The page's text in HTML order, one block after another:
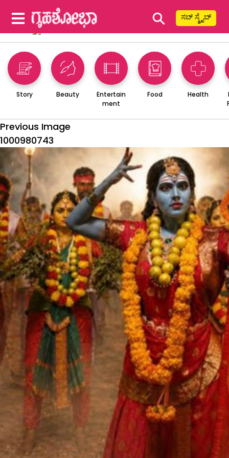
⚲ ಸಬ್ ಸ್ಕ್ರೈಬ್
Story Beauty
Entertain
ment
Food Health
Previous Image
1000980743